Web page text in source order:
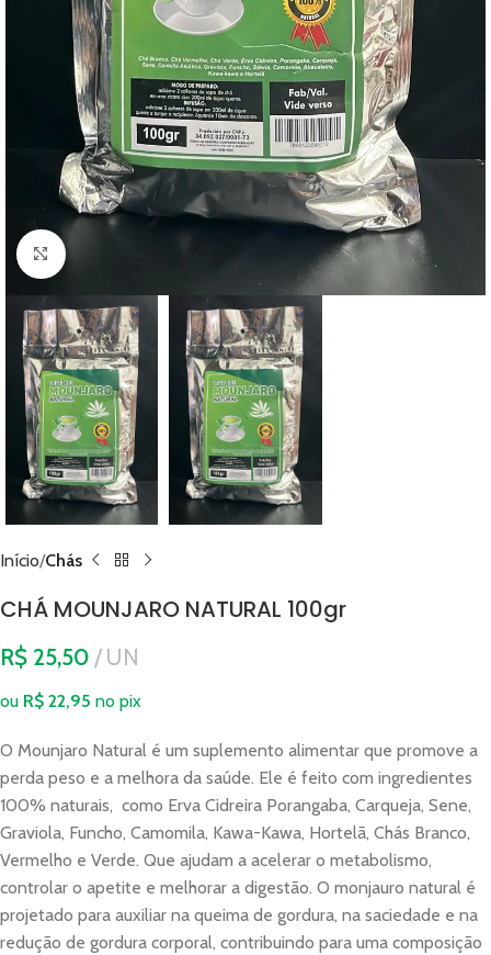
Clique para ampliar
Início Chás
CHÁ MOUNJARO NATURAL 100gr
R$ 25,50 UN
ou R$ 22,95 no pix
O Mounjaro Natural é um suplemento alimentar que promove a
perda peso e a melhora da saúde. Ele é feito com ingredientes
100% naturais, como Erva Cidreira Porangaba, Carqueja, Sene,
Graviola, Funcho, Camomila, Kawa-Kawa, Hortelã, Chás Branco,
Vermelho e Verde. Que ajudam a acelerar o metabolismo,
controlar o apetite e melhorar a digestão. O monjauro natural é
projetado para auxiliar na queima de gordura, na saciedade e na
redução de gordura corporal, contribuindo para uma composição